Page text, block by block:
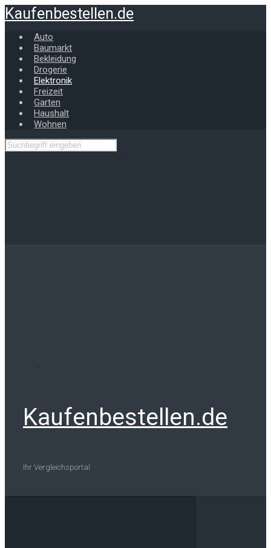
Zum
Hauptinhalt
springen
Kaufenbestellen.de
Auto
Baumarkt
Bekleidung
Drogerie
Elektronik
Freizeit
Garten
Haushalt
Wohnen
Kaufenbestellen.de
Ihr Vergleichsportal